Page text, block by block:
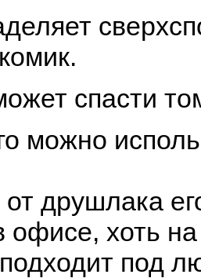
спасти
можно
друшлака
офисе, хоть
под